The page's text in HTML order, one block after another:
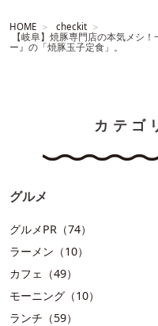
HOME
checkit
【岐阜】焼豚専門店の本気メシ
ー』の「焼豚玉子定食」。
カテゴ
グルメ
グルメPR（74）
ラーメン（10）
カフェ（49）
モーニング（10）
ランチ（59）